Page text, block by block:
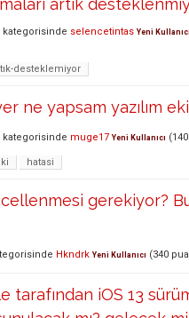
artık
kategorisinde selencetintas Yeni Kullanıcı
desteklemiyor
ne yapsam yazılım
kategorisinde muge17 Yeni Kullanıcı (140
hatasi
gerekiyor?
Hkndrk Yeni Kullanıcı (340
tarafından iOS 13